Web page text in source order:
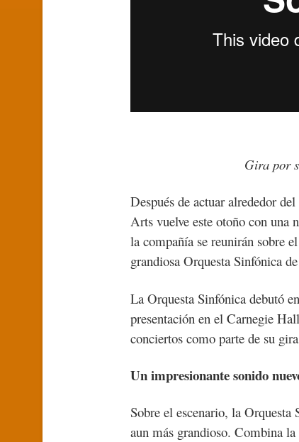
Gira por
Después de actuar alrededor
Arts vuelve este otoño con una
la compañía se reunirán sobre
grandiosa Orquesta Sinfónica
La Orquesta Sinfónica debutó
presentación en el Carnegie
conciertos como parte de su
Un impresionante sonido
Sobre el escenario, la
aun más grandioso. Combina